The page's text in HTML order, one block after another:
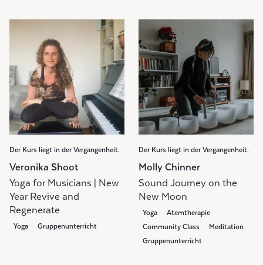
Der Kurs liegt in der Vergangenheit.
Veronika Shoot
Yoga for Musicians | New
Year Revive and
Regenerate
Yoga Gruppenunterricht
Der Kurs liegt in der Vergangenheit.
Molly Chinner
Sound Journey on the
New Moon
Yoga
Atemtherapie
Community Class
Meditation
Gruppenunterricht